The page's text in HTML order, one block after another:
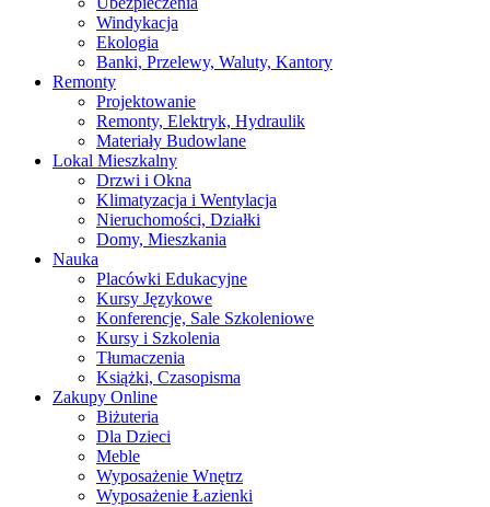
Windykacja
Ekologia
Banki, Przelewy, Waluty, Kantory
Remonty
Projektowanie
Remonty, Elektryk, Hydraulik
Materiały Budowlane
Lokal Mieszkalny
Drzwi i Okna
Klimatyzacja i Wentylacja
Nieruchomości, Działki
Domy, Mieszkania
Nauka
Placówki Edukacyjne
Kursy Językowe
Konferencje, Sale Szkoleniowe
Kursy i Szkolenia
Tłumaczenia
Książki, Czasopisma
Zakupy Online
Biżuteria
Dla Dzieci
Meble
Wyposażenie Wnętrz
Wyposażenie Łazienki